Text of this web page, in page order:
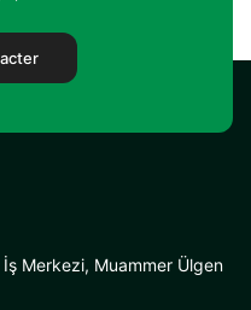
Merkezi, Muammer Ülgen